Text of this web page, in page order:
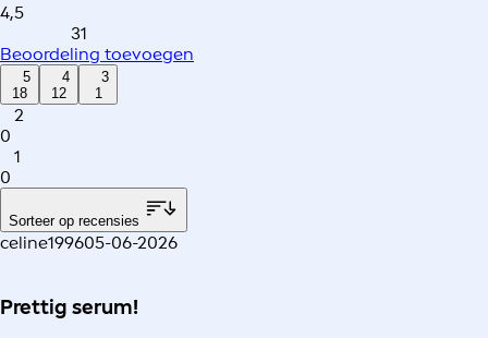
4,5
31
Beoordeling toevoegen
5
18
4
12
3
1
2
0
1
0
Sorteer op recensies
celine199605-06-2026
Prettig serum!